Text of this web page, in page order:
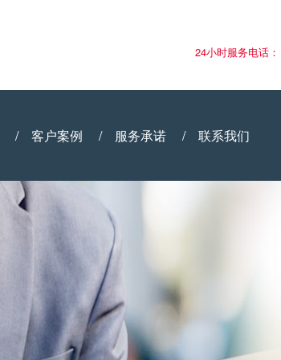
24小时服务电话：
/ 客户案例 / 服务承诺 / 联系我们